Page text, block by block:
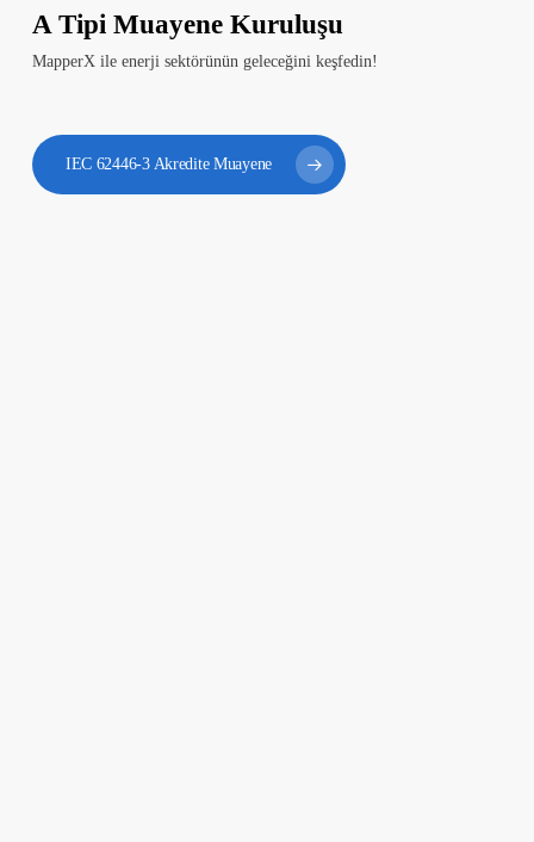
A Tipi Muayene Kuruluşu
MapperX ile enerji sektörünün geleceğini keşfedin!
IEC 62446-3 Akredite Muayene